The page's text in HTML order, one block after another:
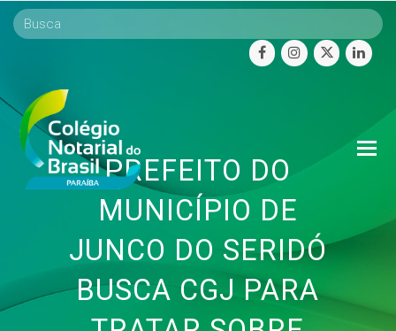
facebookinstagram
twitter
PREFEITO DO
MUNICÍPIO DE
JUNCO DO SERIDÓ
BUSCA CGJ PARA